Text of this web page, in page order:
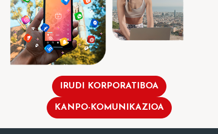
IRUDI KORPORATIBOA
KANPO-KOMUNIKAZIOA